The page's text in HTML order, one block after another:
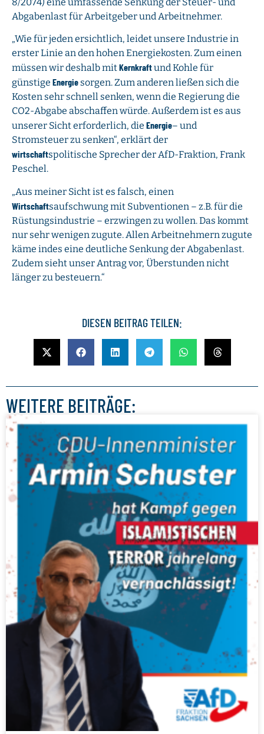
Abgabenlast für Arbeitgeber und Arbeitnehmer.
„Wie für jeden ersichtlich, leidet unsere Industrie in
erster Linie an den hohen Energiekosten. Zum einen
müssen wir deshalb mitKernkraftund Kohle für
günstige Energie sorgen. Zum anderen ließen sich die
Kosten sehr schnell senken, wenn die Regierung die
CO2-Abgabe abschaffen würde. Außerdem ist es aus
unserer Sicht erforderlich, die Energie– und
Stromsteuer zu senken“, erklärt der
wirtschaftspolitische Sprecher der AfD-Fraktion, Frank
Peschel.
„Aus meiner Sicht ist es falsch, einen
Wirtschaftsaufschwung mit Subventionen – z.B. für die
Rüstungsindustrie – erzwingen zu wollen. Das kommt
nur sehr wenigen zugute. Allen Arbeitnehmern zugute
käme indes eine deutliche Senkung der Abgabenlast.
Zudem sieht unser Antrag vor, Überstunden nicht
länger zu besteuern.“
DIESEN BEITRAG TEILEN:
WEITERE BEITRÄGE: